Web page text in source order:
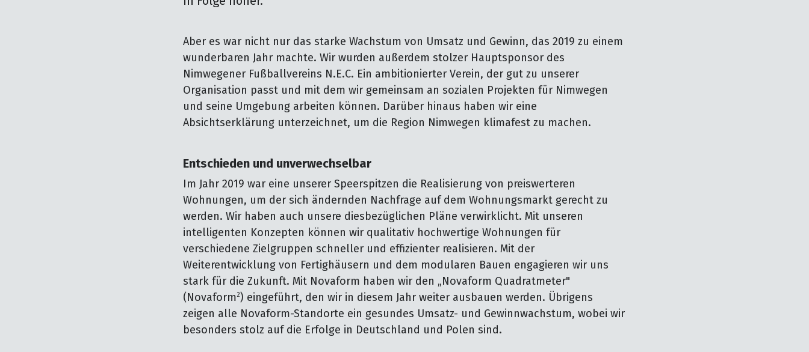
Aber es war nicht nur das starke Wachstum von Umsatz und Gewinn, das 2019 zu einem
wunderbaren Jahr machte. Wir wurden außerdem stolzer Hauptsponsor des
Nimwegener Fußballvereins N.E.C. Ein ambitionierter Verein, der gut zu unserer
Organisation passt und mit dem wir gemeinsam an sozialen Projekten für Nimwegen
und seine Umgebung arbeiten können. Darüber hinaus haben wir eine
Absichtserklärung unterzeichnet, um die Region Nimwegen klimafest zu machen.
Entschieden und unverwechselbar
Im Jahr 2019 war eine unserer Speerspitzen die Realisierung von preiswerteren
Wohnungen, um der sich ändernden Nachfrage auf dem Wohnungsmarkt gerecht zu
werden. Wir haben auch unsere diesbezüglichen Pläne verwirklicht. Mit unseren
intelligenten Konzepten können wir qualitativ hochwertige Wohnungen für
verschiedene Zielgruppen schneller und effizienter realisieren. Mit der
Weiterentwicklung von Fertighäusern und dem modularen Bauen engagieren wir uns
stark für die Zukunft. Mit Novaform haben wir den „Novaform Quadratmeter"
(Novaform2) eingeführt, den wir in diesem Jahr weiter ausbauen werden. Übrigens
zeigen alle Novaform-Standorte ein gesundes Umsatz- und Gewinnwachstum, wobei wir
besonders stolz auf die Erfolge in Deutschland und Polen sind.